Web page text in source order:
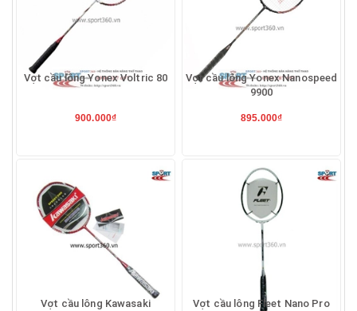
Vợt cầu lông Yonex Voltric 80
900.000₫
Vợt cầu lông Yonex Nanospeed
9900
895.000₫
Vợt cầu lông Kawasaki
Vợt cầu lông Fleet Nano Pro